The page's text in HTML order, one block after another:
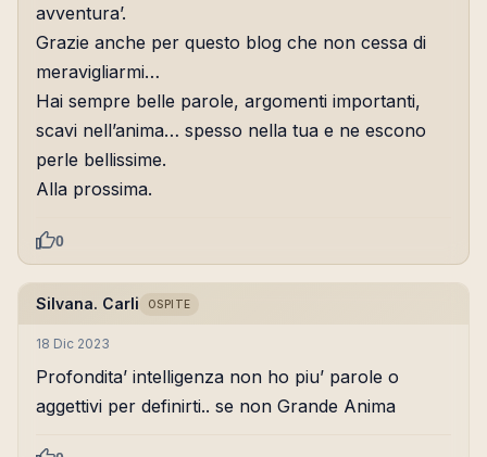
avventura’.
Grazie anche per questo blog che non cessa di
meravigliarmi…
Hai sempre belle parole, argomenti importanti,
scavi nell’anima… spesso nella tua e ne escono
perle bellissime.
Alla prossima.
0
Silvana. Carli OSPITE
18 Dic 2023
Profondita’ intelligenza non ho piu’ parole o
aggettivi per definirti.. se non Grande Anima